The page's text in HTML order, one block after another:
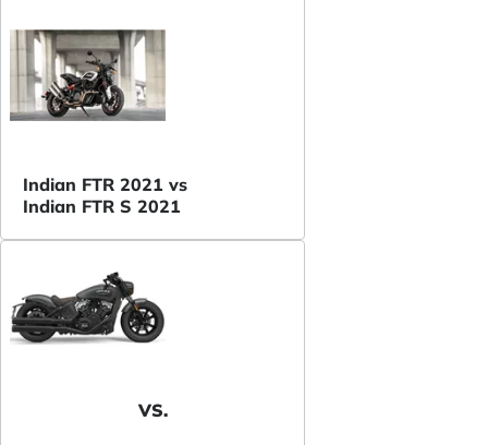
Indian FTR 2021 vs
Indian FTR S 2021
VS.